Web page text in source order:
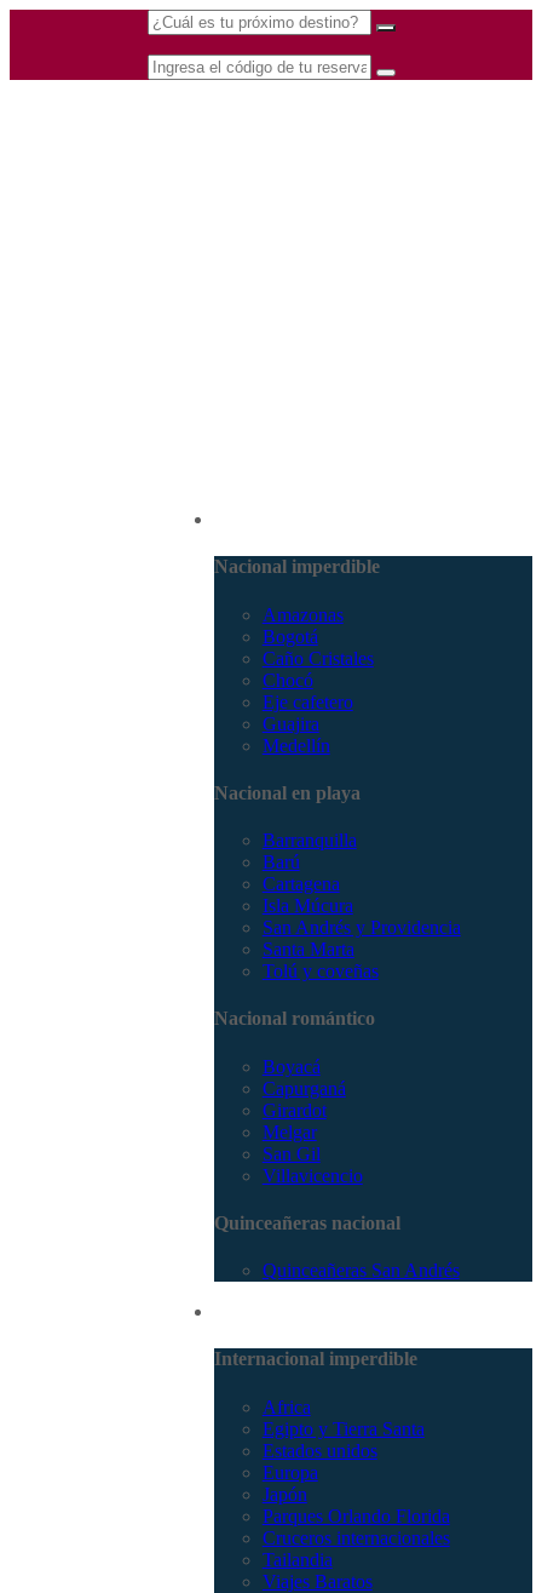
Nacional imperdible
Amazonas
Bogotá
Caño Cristales
Chocó
Eje cafetero
Guajira
Medellín
Nacional en playa
Barranquilla
Barú
Cartagena
Isla Múcura
San Andrés y Providencia
Santa Marta
Tolú y coveñas
Nacional romántico
Boyacá
Capurganá
Girardot
Melgar
San Gil
Villavicencio
Quinceañeras nacional
Quinceañeras San Andrés
Internacional imperdible
Africa
Egipto y Tierra Santa
Estados unidos
Europa
Japón
Parques Orlando Florida
Cruceros internacionales
Tailandia
Viajes Baratos